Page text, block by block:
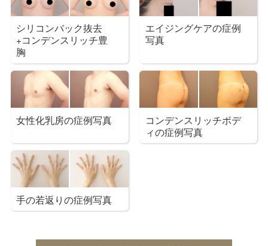
シリコンバック抜去
+コンデンスリッチ豊
胸
エイジングケアの症例
写真
女性化乳房の症例写真
コンデンスリッチボデ
ィの症例写真
手の若返りの症例写真